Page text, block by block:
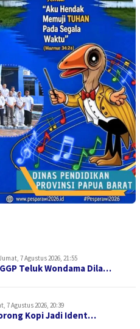
7 Agustus 2026, 21:55
Teluk Wondama Dila…
7 Agustus 2026, 20:39
Kopi Jadi Ident…